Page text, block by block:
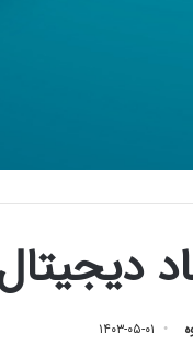
۱۴۰۳-۰۵-۰۱